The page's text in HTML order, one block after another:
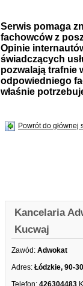
Serwis pomaga
fachowców z
Opinie
świadczących
pozwalają trafnie
odpowiedniego
właśnie
Powrót do głównej
Kancelaria
Kucwaj
Zawód: Adwokat
Adres: Łódzkie, 90-
Telefon: 426304483